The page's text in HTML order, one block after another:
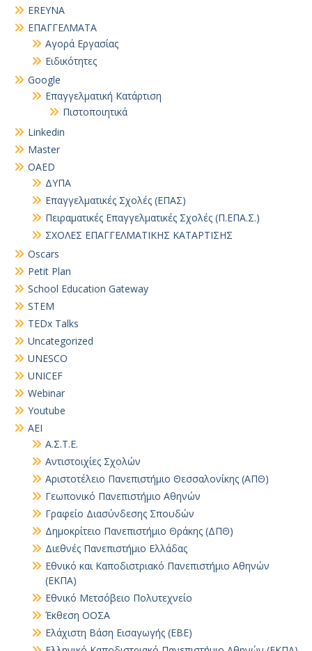
EREYNA
EΠΑΓΓΕΛΜΑΤΑ
Αγορά Εργασίας
Ειδικότητες
Google
Επαγγελματική Κατάρτιση
Πιστοποιητικά
Linkedin
Master
OAED
ΔΥΠΑ
Επαγγελματικές Σχολές (ΕΠΑΣ)
Πειραματικές Επαγγελματικές Σχολές (Π.ΕΠΑ.Σ.)
ΣΧΟΛΕΣ ΕΠΑΓΓΕΛΜΑΤΙΚΗΣ ΚΑΤΑΡΤΙΣΗΣ
Oscars
Petit Plan
School Education Gateway
STEM
TEDx Talks
Uncategorized
UNESCO
UNICEF
Webinar
Youtube
ΑΕΙ
Α.Σ.Τ.Ε.
Αντιστοιχίες Σχολών
Αριστοτέλειο Πανεπιστήμιο Θεσσαλονίκης (ΑΠΘ)
Γεωπονικό Πανεπιστήμιο Αθηνών
Γραφείο Διασύνδεσης Σπουδών
Δημοκρίτειο Πανεπιστήμιο Θράκης (ΔΠΘ)
Διεθνές Πανεπιστήμιο Ελλάδας
Εθνικό και Καποδιστριακό Πανεπιστήμιο Αθηνών
(ΕΚΠΑ)
Εθνικό Μετσόβειο Πολυτεχνείο
Έκθεση ΟΟΣΑ
Ελάχιστη Βάση Εισαγωγής (ΕΒΕ)